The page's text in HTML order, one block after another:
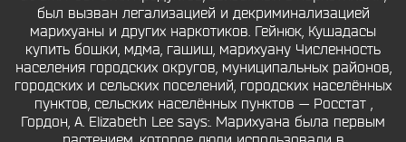
был вызван легализацией и декриминализацией
марихуаны и других наркотиков. Гейнюк, Кушадасы
купить бошки, мдма, гашиш, марихуану Численность
населения городских округов, муниципальных районов,
городских и сельских поселений, городских населённых
пунктов, сельских населённых пунктов — Росстат ,
Гордон, А. Elizabeth Lee says:. Марихуана была первым